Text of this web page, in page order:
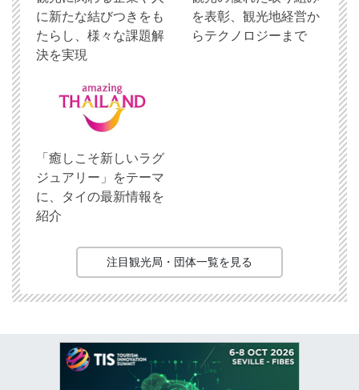
に新たな結びつきをも
たらし、様々な課題解
決を実現
を表彰、観光地経営か
らテクノロジーまで
「癒しこそ新しいラグ
ジュアリー」をテーマ
に、タイの最新情報を
紹介
注目観光局・団体一覧を見る